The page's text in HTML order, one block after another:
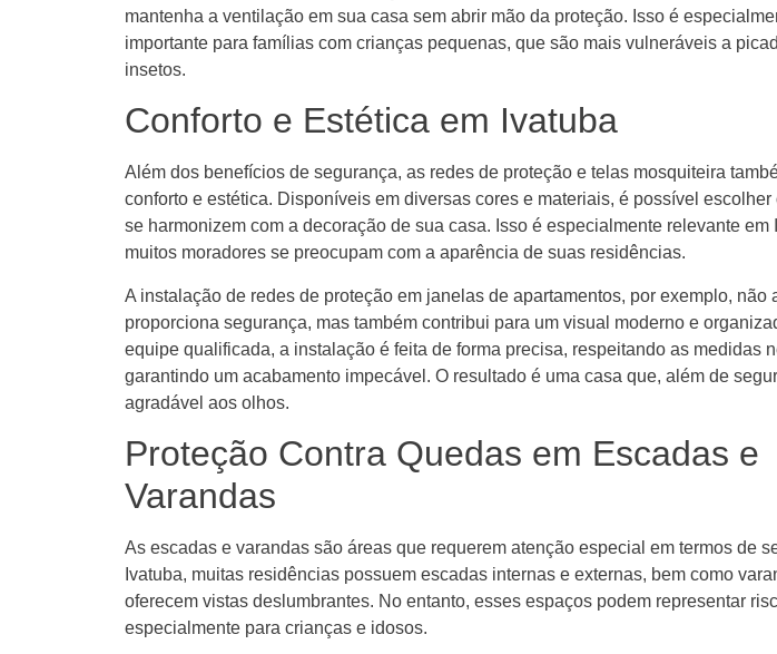
mantenha a ventilação em sua casa sem abrir mão da proteção. Isso é
importante para famílias com crianças pequenas, que são mais vulneráveis a
insetos.
Conforto e Estética em Ivatuba
Além dos benefícios de segurança, as redes de proteção e telas mosquiteira
conforto e estética. Disponíveis em diversas cores e materiais, é possível escolher
se harmonizem com a decoração de sua casa. Isso é especialmente relevante em
muitos moradores se preocupam com a aparência de suas residências.
A instalação de redes de proteção em janelas de apartamentos, por exemplo, não
proporciona segurança, mas também contribui para um visual moderno e
equipe qualificada, a instalação é feita de forma precisa, respeitando as medidas
garantindo um acabamento impecável. O resultado é uma casa que, além de
agradável aos olhos.
Proteção Contra Quedas em Escadas e
Varandas
As escadas e varandas são áreas que requerem atenção especial em termos de
Ivatuba, muitas residências possuem escadas internas e externas, bem como
oferecem vistas deslumbrantes. No entanto, esses espaços podem representar
especialmente para crianças e idosos.